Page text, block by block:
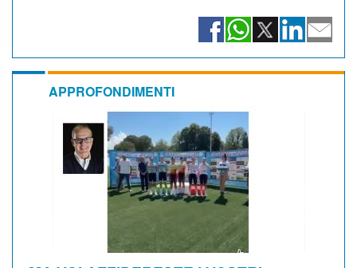
APPROFONDIMENTI